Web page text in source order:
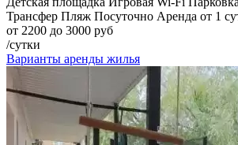
Трансфер Пляж Посуточно Аренда от 1
от 2200 до 3000 руб
/сутки
Варианты аренды жилья